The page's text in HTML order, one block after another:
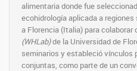
alimentaria donde fue
ecohidrología aplicada a
a Florencia (Italia) para colaborar
(WHLab)de la Universidad de
seminarios y estableció vínculos
conjuntas, como parte de un